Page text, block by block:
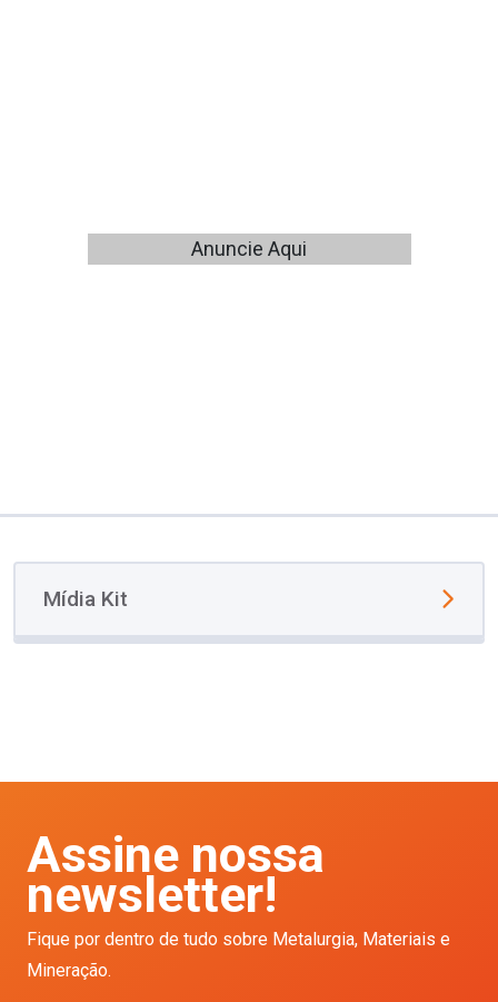
Anuncie Aqui
Mídia Kit
Assine nossa
newsletter!
Fique por dentro de tudo sobre Metalurgia, Materiais e
Mineração.